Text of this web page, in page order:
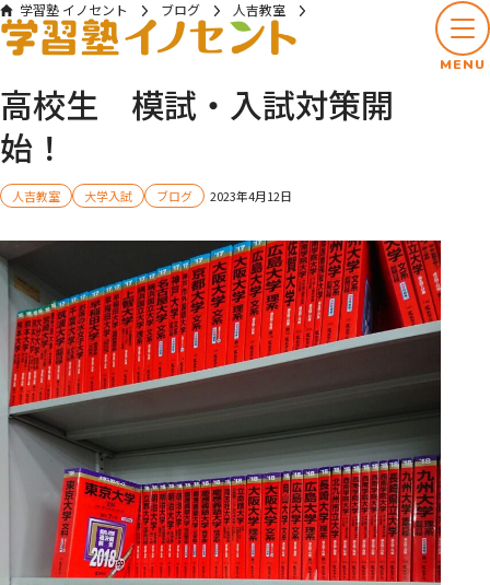
MENU
学習塾 イノセント ブログ
人吉教室
高校生 模試・入試対策開始！
高校生 模試・入試対策開
始！
人吉教室 大学入試 ブログ 2023年4月12日